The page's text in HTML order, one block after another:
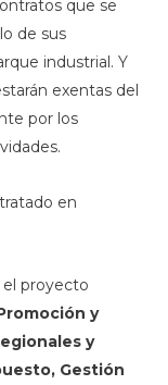
que se
de sus
industrial. Y
exentas del
por los
en
proyecto
y
y
Gestión